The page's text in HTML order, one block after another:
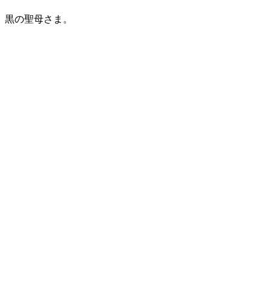
黒の聖母さま。